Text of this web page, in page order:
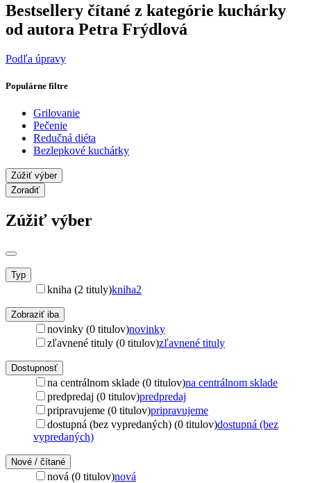
Bestsellery čítané z kategórie kuchárky
od autora Petra Frýdlová
Podľa úpravy
Populárne filtre
Grilovanie
Pečenie
Redučná diéta
Bezlepkové kuchárky
Zúžiť výber
Zoradiť
Zúžiť výber
Typ
kniha (2 tituly)kniha2
Zobraziť iba
novinky (0 titulov)novinky
zľavnené tituly (0 titulov)zľavnené tituly
Dostupnosť
na centrálnom sklade (0 titulov)na centrálnom sklade
predpredaj (0 titulov)predpredaj
pripravujeme (0 titulov)pripravujeme
dostupná (bez vypredaných) (0 titulov)dostupná (bez
vypredaných)
Nové / čítané
nová (0 titulov)nová